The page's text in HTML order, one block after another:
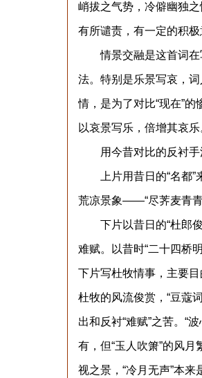
峭拔之气势，冷僻幽独
有所谴责，有一定的积极
情景交融是这首词在
法。特别是乐景写哀，
情，是为了对比“现在”
以哀景写乐，倍增其哀乐
用今昔对比的反衬手
上片用昔日的“名都”来
荒凉景象——“尽荠麦青青
下片以昔日的“杜郎俊
难赋。以昔时“二十四桥
下片写杜牧情事，主要目
杜牧的风流俊赏，“豆蔻
出和反衬“难赋”之苦。“
有，但“玉人吹箫”的风月
视之景，“冷月无声”本